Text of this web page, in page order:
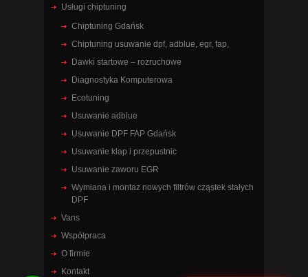
Usługi chiptuning
Chiptuning Gdańsk
Chiptuning usuwanie dpf, adblue, egr, fap,
Dawki startowe – rozruchowe
Diagnostyka Komputerowa
Ecotuning
Usuwanie adblue
Usuwanie DPF FAP Gdańsk
Usuwanie klap i przepustnic
Usuwanie zaworu EGR
Wymiana i montaz nowych filtrów cząstek stałych
DPF
Vans
Współpraca
O firmie
Kontakt